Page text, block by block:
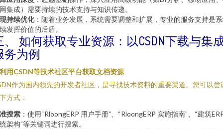
集成）需要持续的技术支持与知识传递。
持续优化：随着业务发展，系统需要调整和扩展，专业的服务支持是
发挥价值的后盾。
、 如何获取专业资源：以CSDN下载与集
务为例
用CSDN等技术社区平台获取文档资源
作为国内领先的开发者社区，是寻找技术资料的重要渠道。您可以尝
方式：
搜索 ：使用“RloongERP 用户手册”、“RloongERP 实施指南”、“建筑
架构”等关键词进行搜索。